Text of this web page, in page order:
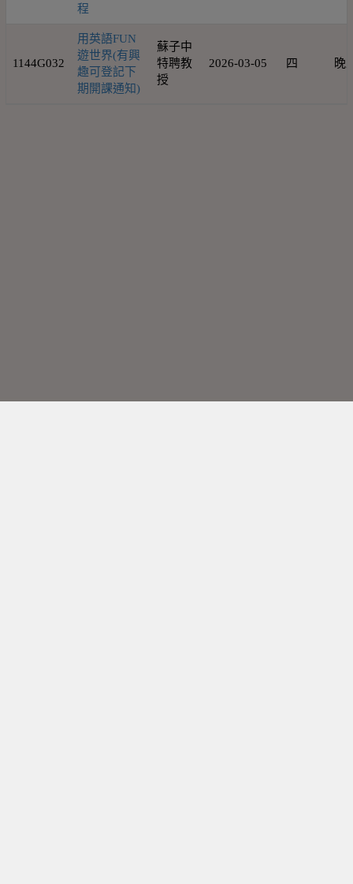
程
1144G032
用英語FUN
遊世界(有興
趣可登記下
期開課通知)
蘇子中
特聘教
授
2026-03-05 四 晚